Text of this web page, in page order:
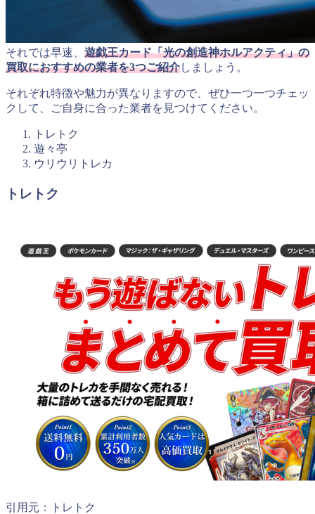
それでは早速、 遊戯王カード「光の創造神ホルアクティ」の
買取におすすめの業者を3つご紹介しましょう。
それぞれ特徴や魅力が異なりますので、ぜひ一つ一つチェッ
クして、ご自身に合った業者を見つけてください。
トレトク
遊々亭
ウリウリトレカ
トレトク
引用元：トレトク